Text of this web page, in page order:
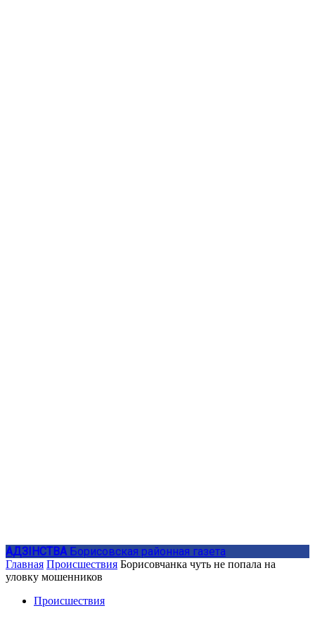
АДЗIНСТВА Борисовская районная газета
Главная Происшествия Борисовчанка чуть не попала на
уловку мошенников
Происшествия